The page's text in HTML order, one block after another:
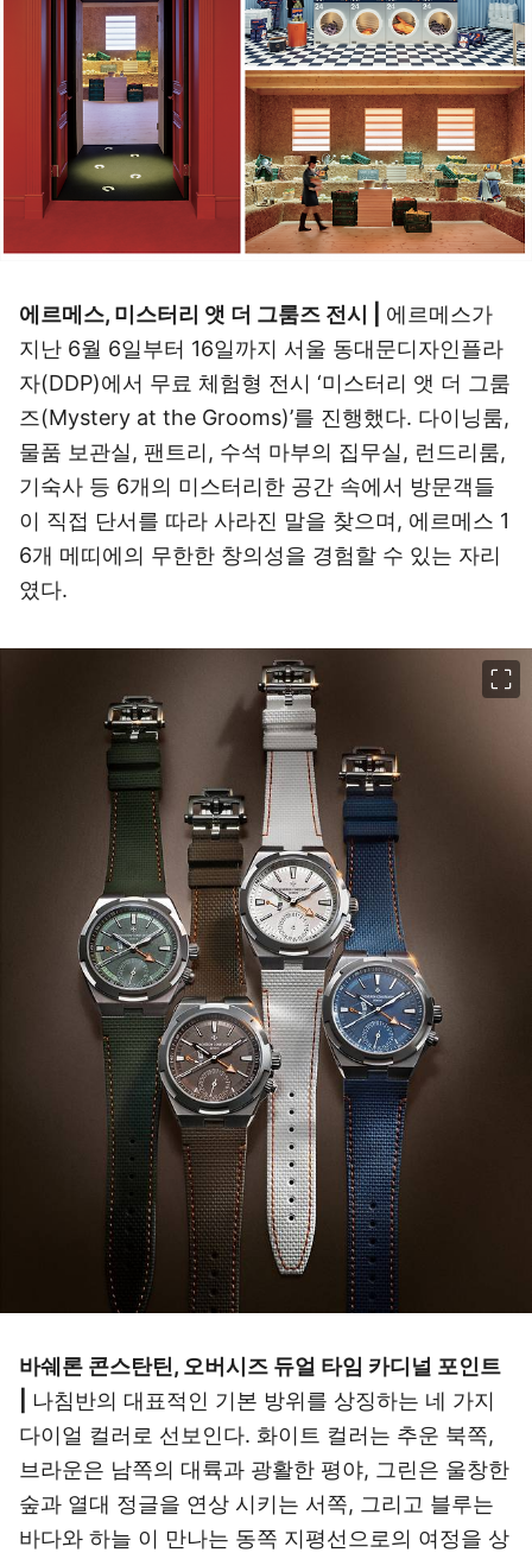
에르메스, 미스터리 앳 더 그룸즈 전시 | 에르메스가
지난 6월 6일부터 16일까지 서울 동대문디자인플라
자(DDP)에서 무료 체험형 전시 ‘미스터리 앳 더 그룸
즈(Mystery at the Grooms)’를 진행했다. 다이닝룸,
물품 보관실, 팬트리, 수석 마부의 집무실, 런드리룸,
기숙사 등 6개의 미스터리한 공간 속에서 방문객들
이 직접 단서를 따라 사라진 말을 찾으며, 에르메스 1
6개 메띠에의 무한한 창의성을 경험할 수 있는 자리
였다.
바쉐론 콘스탄틴, 오버시즈 듀얼 타임 카디널 포인트
나침반의 대표적인 기본 방위를 상징하는 네 가지
다이얼 컬러로 선보인다. 화이트 컬러는 추운 북쪽,
브라운은 남쪽의 대륙과 광활한 평야, 그린은 울창한
숲과 열대 정글을 연상 시키는 서쪽, 그리고 블루는
바다와 하늘 이 만나는 동쪽 지평선으로의 여정을 상